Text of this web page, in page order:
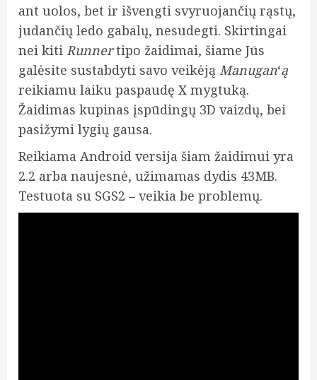
ant uolos, bet ir išvengti svyruojančių rąstų,
judančių ledo gabalų, nesudegti. Skirtingai
nei kiti Runnertipo žaidimai, šiame Jūs
galėsite sustabdyti savo veikėją Manugan‘ą
reikiamu laiku paspaudę X mygtuką.
Žaidimas kupinas įspūdingų 3D vaizdų, bei
pasižymi lygių gausa.
Reikiama Android versija šiam žaidimui yra
2.2 arba naujesnė, užimamas dydis 43MB.
Testuota su SGS2 – veikia be problemų.